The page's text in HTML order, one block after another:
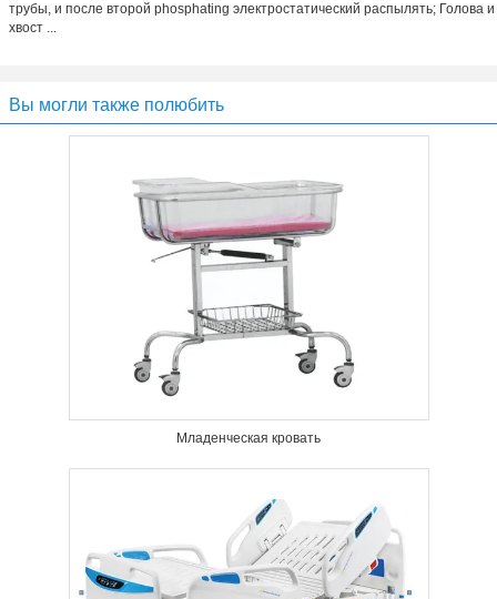
трубы, и после второй phosphating электростатический распылять; Голова и
хвост ...
Вы могли также полюбить
Младенческая кровать